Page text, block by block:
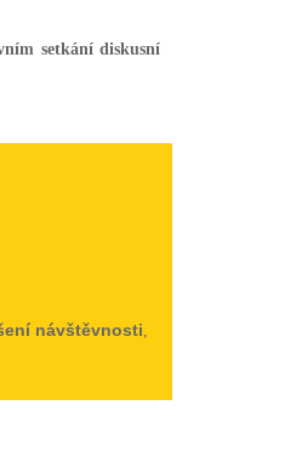
setkání diskusní
návštěvnosti,